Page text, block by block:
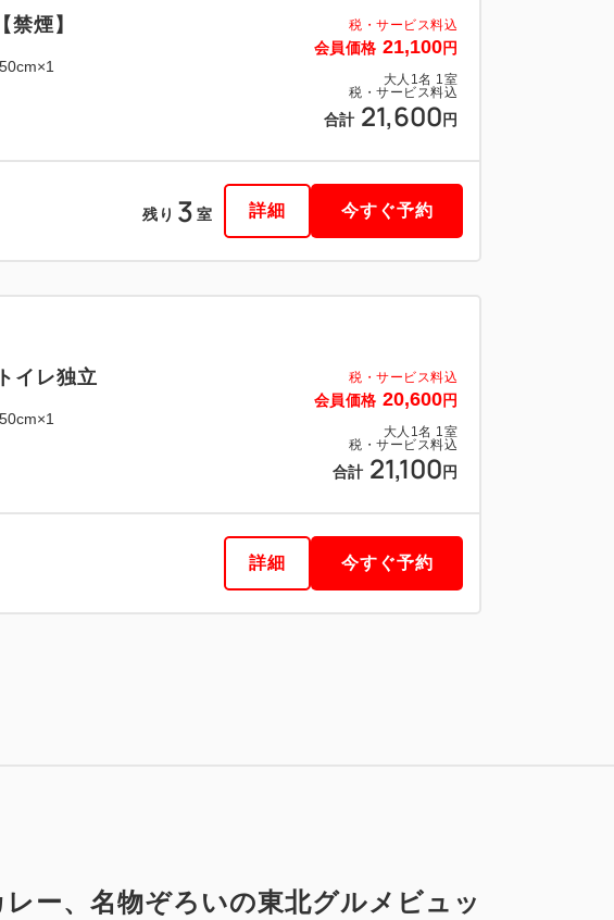
税・サービス料込
会員価格 21,100円
大人 1名 1室
税・サービス料込
合計 21,600 円
煙】
残り 3 室 詳細 今すぐ予約
税・サービス料込
会員価格 20,600円
大人 1名 1室
税・サービス料込
合計 21,100 円
イレ独立
詳細 今すぐ予約
詳細 今すぐ予約
ー、名物ぞろいの東北グルメビュッ